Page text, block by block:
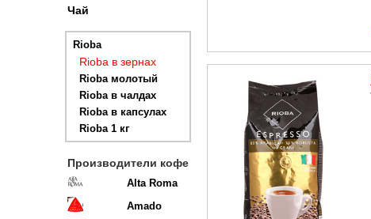
Чай
Rioba
Rioba в зернах
Rioba молотый
Rioba в чалдах
Rioba в капсулах
Rioba 1 кг
Производители кофе
Alta Roma
Amado